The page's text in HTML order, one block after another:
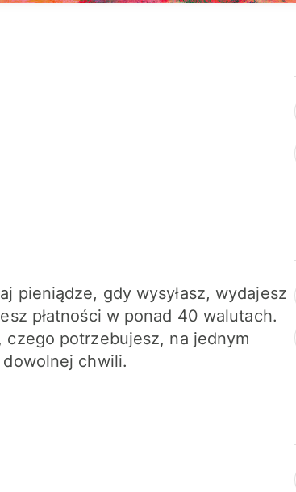
pieniądze, gdy wysyłasz, wydajesz
płatności w ponad 40 walutach.
czego potrzebujesz, na jednym
chwili.